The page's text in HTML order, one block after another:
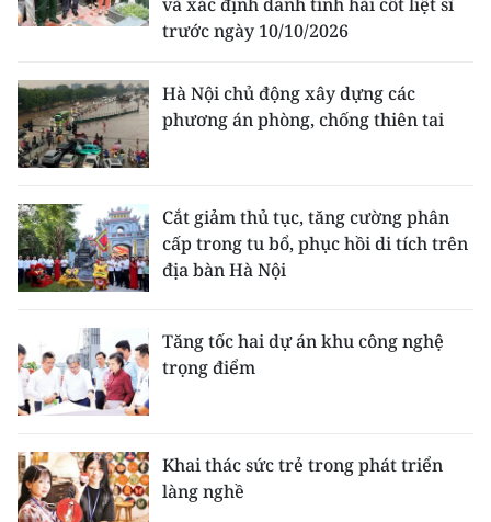
trước ngày 10/10/2026
Hà Nội chủ động xây dựng các
phương án phòng, chống thiên tai
Cắt giảm thủ tục, tăng cường phân
cấp trong tu bổ, phục hồi di tích trên
địa bàn Hà Nội
Tăng tốc hai dự án khu công nghệ
trọng điểm
Khai thác sức trẻ trong phát triển
làng nghề